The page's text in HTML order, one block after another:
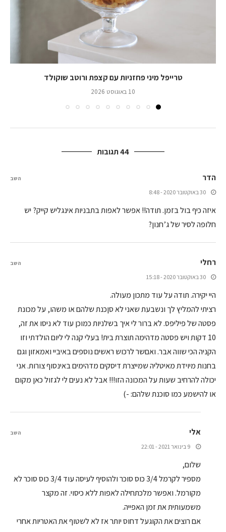
טרייפל מיני פחזניות עם קצפת ורוטב שוקולד
10 באוגוסט 2026
44 תגובות
הדר
30 באוקטובר 2020 - 8:48
איזה כיף בול בזמן. תודה!! אפשר לאפות בתבניות אינגליש קייק? יש
חלופה לסיר של ג’חנון?
השב
רחלי
30 באוקטובר 2020 - 15:18
היי יקירה. תודה על עוד מתכון מעולה.
רציתי להמליץ לך ונשבעת שאני לא סןכנת שלהם או משהו, על מכונת
פסטה של פיליפס. לא ברור לי איך בשלניות כמוכן עוד לא ניסו את זה,
10 דקות ויש פסטה מדהימה תוצרת בית! בעלי קנה לי ליום הולדתי וזו
הקניה הכי שווה אבר. ואםשר לרכוש ראשים נוספים באיביי ואמאזון וגם
בחנות מיוידת מאיטליה שמייצרת דיסקים מדהימים באינסוף צורות. אני
יכולה להרחיב שעות על המכונה הזו!!! אבל לא נעים לי לגזול כאן מקום
או להישמע כמו סוכנת שלהם: -)
השב
אלי
9 בינואר 2021 - 22:01
שלום,
מספיר לקרמל 3/4 כוס סוכר ולהוסיף לעיסה עוד 3/4 כוס סוכר לא
מקורמל. ואפשר מלכתחילה לאפות ללא כיסוי. זה מקצר
משמעותית את זמן האפייה.
אם רוצים את הקוגעל דחוס יותר אז לא לשטוף את האטריות אחרי
השב